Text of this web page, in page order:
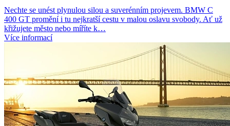
Nechte se unést plynulou silou a suverénním projevem. BMW C
400 GT promění i tu nejkratší cestu v malou oslavu svobody. Ať už
křižujete město nebo míříte k…
Více informací